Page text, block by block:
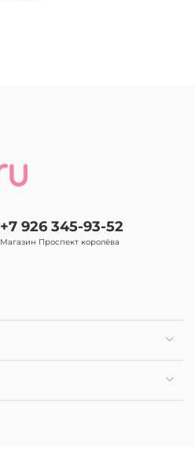
+7 926 345-93-52
Магазин Проспект королёва